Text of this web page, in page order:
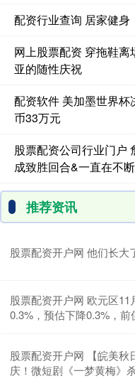
配资行业查询 居家健身
网上股票配资 穿拖鞋离
亚的随性庆祝
配资软件 美加墨世界
币33万元
股票配资公司行业门户
成致胜回合&一直在不
推荐资讯
股票配资开户网 他们长大
股票配资开户网 欧元区11
0.3%，预估下降0.3%，前
股票配资开户网 【皖美秋
庆！微短剧《一梦黄梅》